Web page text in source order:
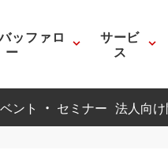
ッファロ
ー
サービ
ス
ント ・ セミナー 法人向